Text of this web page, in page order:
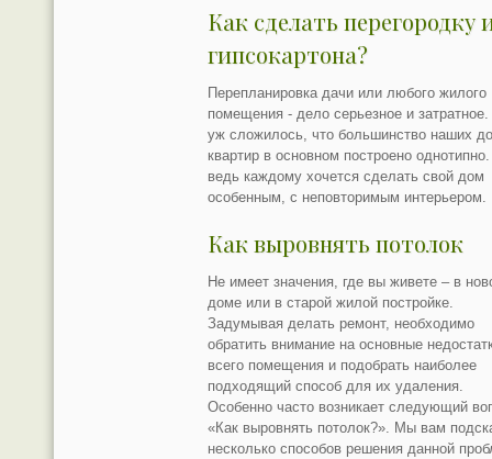
Как сделать перегородку
гипсокартона?
Перепланировка дачи или любого жилого
помещения - дело серьезное и затратное.
уж сложилось, что большинство наших
квартир в основном построено
ведь каждому хочется сделать свой дом
особенным, с неповторимым интерьером.
Как выровнять потолок
Не имеет значения, где вы живете – в
доме или в старой жилой постройке.
Задумывая делать ремонт, необходимо
обратить внимание на основные
всего помещения и подобрать наиболее
подходящий способ для их удаления.
Особенно часто возникает следующий
«Как выровнять потолок?». Мы вам
несколько способов решения данной